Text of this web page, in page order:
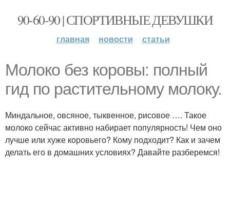
90-60-90 | СПОРТИВНЫЕ ДЕВУШКИ
главная новости статьи
Молоко без коровы: полный
гид по растительному молоку.
Миндальное, овсяное, тыквенное, рисовое …. Такое
молоко сейчас активно набирает популярность! Чем оно
лучше или хуже коровьего? Кому подходит? Как и зачем
делать его в домашних условиях? Давайте разберемся!